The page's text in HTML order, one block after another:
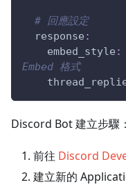
# 回應設定
response :
embed_style :
Embed 格式
Discord Bot 建立步驟：
前往 Discord
建立新的